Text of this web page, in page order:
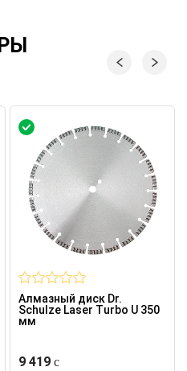
Алмазный диск Dr.
Schulze Laser Turbo U 350
мм
9 419